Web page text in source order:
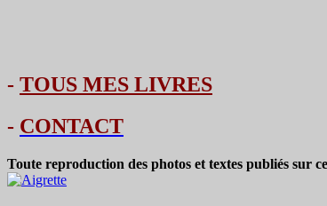
- TOUS MES LIVRES
- CONTACT
Toute reproduction des photos et textes publiés sur